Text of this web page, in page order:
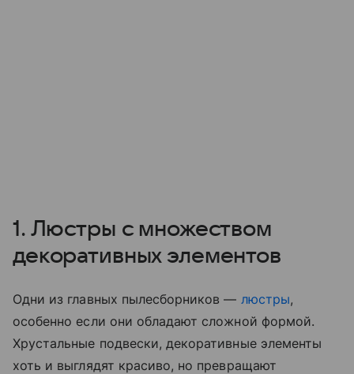
1. Люстры с множеством
декоративных элементов
Одни из главных пылесборников — люстры,
особенно если они обладают сложной формой.
Хрустальные подвески, декоративные элементы
хоть и выглядят красиво, но превращают